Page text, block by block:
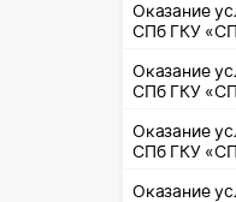
Оказание
Оказание
Оказание
Оказание